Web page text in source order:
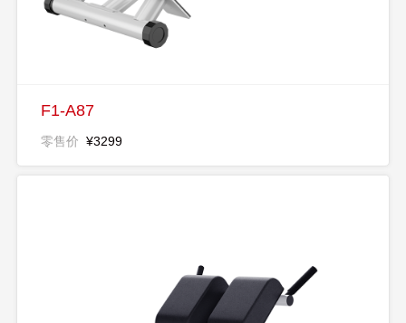
F1-A87
零售价 ¥3299